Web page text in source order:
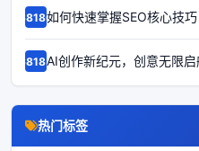
68186如何快速掌握SEO核心技
68185AI创作新纪元，创意无限
热门标签